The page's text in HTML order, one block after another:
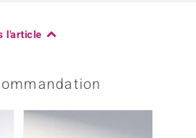
l'article